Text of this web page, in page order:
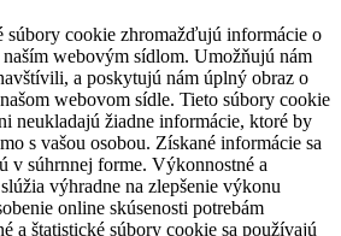
súbory cookie zhromažďujú informácie o
webovým sídlom. Umožňujú nám
a poskytujú nám úplný obraz o
webovom sídle. Tieto súbory cookie
neukladajú žiadne informácie, ktoré by
s vašou osobou. Získané informácie sa
v súhrnnej forme. Výkonnostné a
výhradne na zlepšenie výkonu
online skúsenosti potrebám
a štatistické súbory cookie sa používajú